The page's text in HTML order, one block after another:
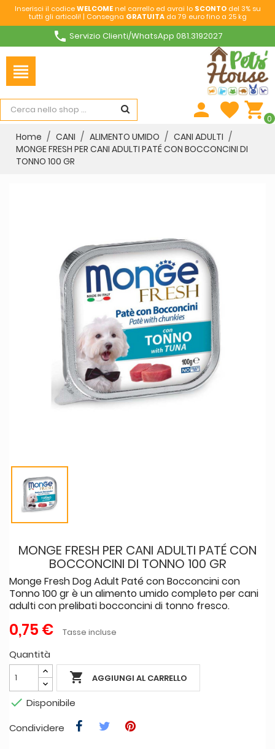
Inserisci il codiceWELCOMEnel carrello ed avrai lo SCONTOdel 3% su
tutti gli articoli! | Consegna GRATUITAda 79 euro fino a 25 kg
phone Servizio Clienti/WhatsApp 081.3192027
view_headline
person favorite shopping_cart0
Home CANI ALIMENTO UMIDO
CANI ADULTI
MONGE FRESH PER CANI ADULTI PATÉ CON BOCCONCINI DI
TONNO 100 GR
MONGE FRESH PER CANI ADULTI PATÉ CON
BOCCONCINI DI TONNO 100 GR
Monge Fresh Dog Adult Paté con Bocconcini con
Tonno 100 gr è un alimento umido completo per cani
adulti con prelibati bocconcini di tonno fresco.
0,75 € Tasse incluse
Quantità
 AGGIUNGI AL CARRELLO
 Disponibile
Condividere